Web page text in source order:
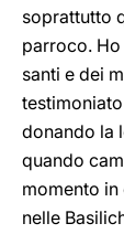
soprattutto
parroco.
santi e dei
donando la
quando
momento
nelle